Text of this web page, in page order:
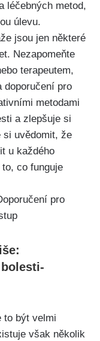
léčebných metod,
úlevu.
jsou jen ⁢některé
Nezapomeňte
terapeutem,
doporučení pro
metodami
a zlepšuje si
uvědomit, že
u každého​
co funguje
to být velmi
však několik